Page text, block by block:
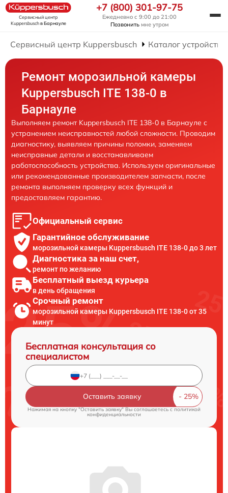
Сервисный центр
Kuppersbuschв Барнауле
+7 (800) 301-97-75
Ежедневно с 9:00 до 21:00
Позвонить мне утром
Сервисный центр Kuppersbusch Каталог устройств
Ремонт морозильной камеры
Kuppersbusch ITE 138-0 в
Барнауле
Выполняем ремонт Kuppersbusch ITE 138-0 в Барнауле с
устранением неисправностей любой сложности. Проводим
диагностику, выявляем причины поломки, заменяем
неисправные детали и восстанавливаем
работоспособность устройства. Используем оригинальные
или рекомендованные производителем запчасти, после
ремонта выполняем проверку всех функций и
предоставляем гарантию.
Официальный сервис
Гарантийное обслуживание
морозильной камеры Kuppersbusch ITE 138-0 до 3 лет
Диагностика за наш счет,
ремонт по желанию
Бесплатный выезд курьера
в день обращения
Срочный ремонт
морозильной камеры Kuppersbusch ITE 138-0 от 35
минут
Бесплатная консультация со
специалистом
Оставить заявку
Нажимая на кнопку "Оставить заявку" Вы соглашаетесь cполитикой
конфиденциальности